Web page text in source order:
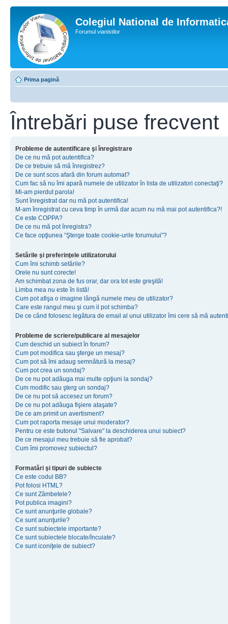
Colegiul National de
Forumul vianistilor
Prima pagină
Întrebări puse frecvent
Probleme de autentificare şi înregistrare
De ce nu mă pot autentifica?
De ce trebuie să mă înregistrez?
De ce sunt scos afară din forum automat?
Cum fac să nu îmi apară numele de utilizator în lista de utilizatori conectaţi?
Mi-am pierdut parola!
Sunt înregistrat dar nu mă pot autentifica!
M-am înregistrat cu ceva timp în urmă dar acum nu mă mai pot autentifica?!
Ce este COPPA?
De ce nu mă pot înregistra?
Ce face opţiunea “Şterge toate cookie-urile forumului”?
Setările şi preferinţele utilizatorului
Cum îmi schimb setările?
Orele nu sunt corecte!
Am schimbat zona de fus orar, dar ora tot este greşită!
Limba mea nu este în listă!
Cum pot afişa o imagine lângă numele meu de utilizator?
Care este rangul meu şi cum il pot schimba?
De ce când folosesc legătura de email al unui utilizator îmi cere să mă
Probleme de scriere/publicare al mesajelor
Cum deschid un subiect în forum?
Cum pot modifica sau şterge un mesaj?
Cum pot să îmi adaug semnătură la mesaj?
Cum pot crea un sondaj?
De ce nu pot adăuga mai multe opţiuni la sondaj?
Cum modific sau şterg un sondaj?
De ce nu pot să accesez un forum?
De ce nu pot adăuga fişiere ataşate?
De ce am primit un avertisment?
Cum pot raporta mesaje unui moderator?
Pentru ce este butonul "Salvare" la deschiderea unui subiect?
De ce mesajul meu trebuie să fie aprobat?
Cum îmi promovez subiectul?
Formatări şi tipuri de subiecte
Ce este codul BB?
Pot folosi HTML?
Ce sunt Zâmbetele?
Pot publica imagini?
Ce sunt anunţurile globale?
Ce sunt anunţurile?
Ce sunt subiectele importante?
Ce sunt subiectele blocate/încuiate?
Ce sunt iconiţele de subiect?